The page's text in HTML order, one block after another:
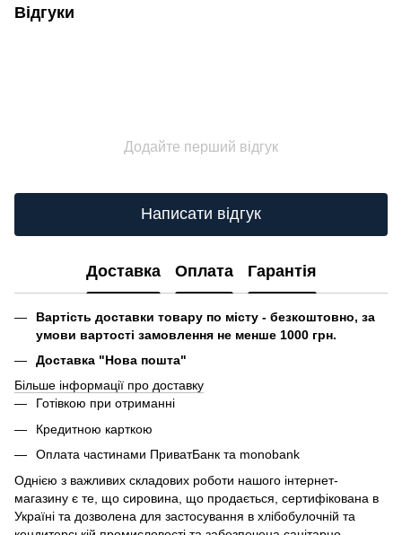
Відгуки
Додайте перший відгук
Написати відгук
Доставка Оплата Гарантія
Вартість доставки товару по місту - безкоштовно, за
умови вартості замовлення не менше 1000 грн.
Доставка "Нова пошта"
Більше інформації про доставку
Готівкою при отриманні
Кредитною карткою
Оплата частинами ПриватБанк та monobank
Однією з важливих складових роботи нашого інтернет-
магазину є те, що сировина, що продається, сертифікована в
Україні та дозволена для застосування в хлібобулочній та